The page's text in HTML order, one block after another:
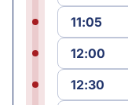
11:05
12:00
12:30